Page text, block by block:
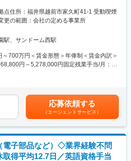
なり、OJTにて営業の業務を身に着けてい
福井の繊維産業の発展と共に様々な工程部
ークを構築しています。現在では繊維にか
が県内随一であることであり、これを活か
の強みであります。また、国内外のマーケ
り、それぞれのニーズに対応可能な商品開
また平成30年12月に本社を新築移転しまし
める業務
携し量産まで推進／海外メーカーと調整あ
直結★上場の安定基盤～
品品質の向上のため、新しいメンバーを募
般をお任せいたします。
していないニッチな市場に対して需要に応
開発評価・品質・生産技術・設計等
・評価・デバック 業務
点住所：福井県越前市家久町41-1 受動喫煙
更の範囲：会社の定める事業所
駅、サンドーム西駅
～700万円＜賃金形態＞年俸制＜賃金内訳＞
円～5,278,000円固定残業手当/月：
験・能力を考慮し決定します。※年俸に業績
賃金はあくまでも目安の金額であり、選考
性があります。月給(月額)は固定手当を含め
応募依頼する
（エージェントサービス）
電子部品など）◇業界経験不問
取得平均12.7日／英語資格手当